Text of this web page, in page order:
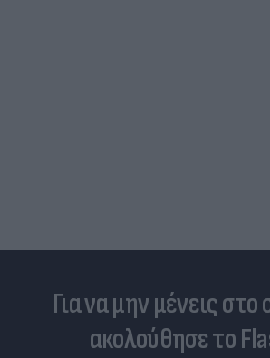
Για να μην μένεις στο
ακολούθησε το